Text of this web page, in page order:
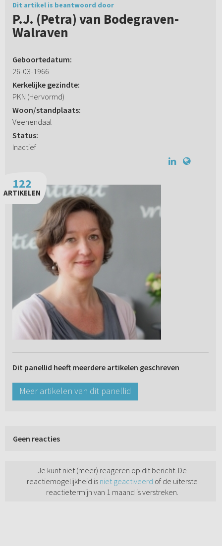
Dit artikel is beantwoord door
P.J. (Petra) van Bodegraven-
Walraven
Geboortedatum:
26-03-1966
Kerkelijke gezindte:
PKN (Hervormd)
Woon/standplaats:
Veenendaal
Status:
Inactief
122
ARTIKELEN
Dit panellid heeft meerdere artikelen geschreven
Meer artikelen van dit panellid
Geen reacties
Je kunt niet (meer) reageren op dit bericht. De
reactiemogelijkheid is niet geactiveerd of de uiterste
reactietermijn van 1 maand is verstreken.